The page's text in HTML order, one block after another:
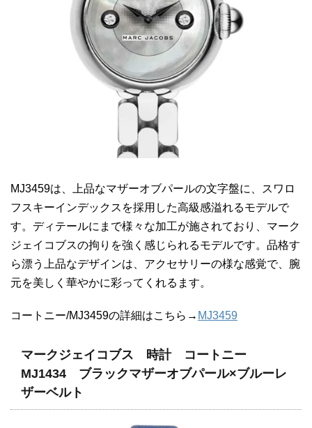
MJ3459は、上品なマザーオブパールの文字盤に、スワロ
フスキーインデックスを採用した高級感溢れるモデルで
す。ディテールにまで様々な加工が施されており、マーク
ジェイコブスの拘りを強く感じられるモデルです。品格す
ら漂う上品なデザインは、アクセサリーの様な感覚で、腕
元を美しく華やかに彩ってくれるます。
コートニー/MJ3459の詳細はこちら→ MJ3459
マークジェイコブス 時計 コートニー
MJ1434 ブラックマザーオブパール×ブルーレ
ザーベルト